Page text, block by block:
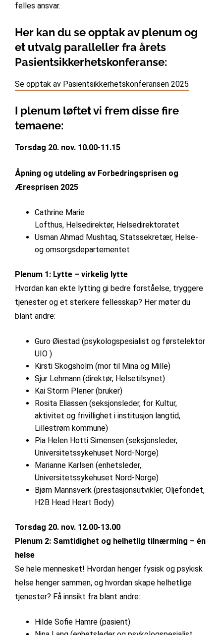
felles ansvar.
Her kan du se opptak av plenum og
et utvalg paralleller fra årets
Pasientsikkerhetskonferanse:
Se opptak av Pasientsikkerhetskonferansen 2025
I plenum løftet vi frem disse fire
temaene:
Torsdag 20. nov. 10.00-11.15
Åpning og utdeling av Forbedringsprisen og
Æresprisen 2025
Cathrine Marie
Lofthus, Helsedirektør, Helsedirektoratet
Usman Ahmad Mushtaq, Statssekretær, Helse-
og omsorgsdepartementet
Plenum 1: Lytte – virkelig lytte
Hvordan kan ekte lytting gi bedre forståelse, tryggere
tjenester og et sterkere fellesskap? Her møter du
blant andre:
Guro Øiestad (psykologspesialist og førstelektor
UIO )
Kirsti Skogsholm (mor til Mina og Mille)
Sjur Lehmann (direktør, Helsetilsynet)
Kai Storm Plener (bruker)
Rosita Eliassen (seksjonsleder, for Kultur,
aktivitet og frivillighet i institusjon langtid,
Lillestrøm kommune)
Pia Helen Hotti Simensen (seksjonsleder,
Universitetssykehuset Nord-Norge)
Marianne Karlsen (enhetsleder,
Universitetssykehuset Nord-Norge)
Bjørn Mannsverk (prestasjonsutvikler, Oljefondet,
H2B Head Heart Body)
Torsdag 20. nov. 12.00-13.00
Plenum 2: Samtidighet og helhetlig tilnærming – én
helse
Se hele mennesket! Hvordan henger fysisk og psykisk
helse henger sammen, og hvordan skape helhetlige
tjenester? Få innsikt fra blant andre:
Hilde Sofie Hamre (pasient)